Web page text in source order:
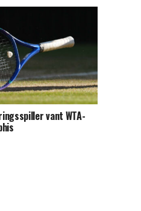
vant WTA-